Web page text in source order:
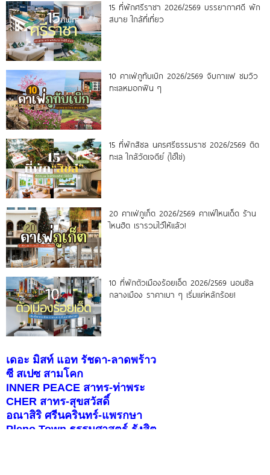
15 ที่พักศรีราชา 2026/2569 บรรยากาศดี พัก
สบาย ใกล้ที่เที่ยว
10 คาเฟ่ภูทับเบิก 2026/2569 จิบกาแฟ ชมวิว
ทะเลหมอกฟิน ๆ
15 ที่พักสิชล นครศรีธรรมราช 2026/2569 ติด
ทะเล ใกล้วัดเจดีย์ (ไอ้ไข่)
20 คาเฟ่ภูเก็ต 2026/2569 คาเฟ่ไหนเด็ด ร้าน
ไหนฮิต เรารวมไว้ให้แล้ว!
10 ที่พักตัวเมืองร้อยเอ็ด 2026/2569 นอนชิล
กลางเมือง ราคาเบา ๆ เริ่มแค่หลักร้อย!
เดอะ มิสท์ แอท รัชดา-ลาดพร้าว
ซี สเปซ สามโคก
INNER PEACE สาทร-ท่าพระ
CHER สาทร-สุขสวัสดิ์
อณาสิริ ศรีนครินทร์-แพรกษา
Pleno Town ธรรมศาสตร์-รังสิต